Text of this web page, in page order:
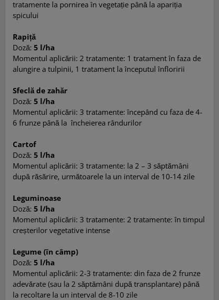
tratamente la pornirea în vegetație până la apariția
spicului
Rapiță
Doză:5 l/ha
Momentul aplicării: 2 tratamente: 1 tratament în faza de
alungire a tulpinii, 1 tratament la începutul înfloririi
Sfeclă de zahăr
Doză:5 l/ha
Momentul aplicării: 3 tratamente: începând cu faza de 4-
6 frunze până la încheierea rândurilor
Cartof
Doză: 5 l/ha
Momentul aplicării: 3 tratamente: la 2 – 3 săptămâni
după răsărire, următoarele la un interval de 10-14 zile
Leguminoase
Doză:5 l/ha
Momentul aplicării: 3 tratamente: 2 tratamente: în timpul
creșterilor vegetative intense
Legume (în câmp)
Doză:5 l/ha
Momentul aplicării: 2-3 tratamente: din faza de 2 frunze
adevărate (sau la 2 săptămâni după transplantare) până
la recoltare la un interval de 8-10 zile